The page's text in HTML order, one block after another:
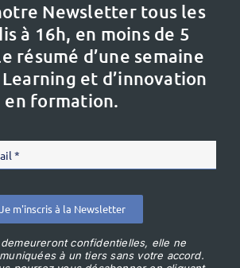
Newsletter tous les
à 16h, en moins de 5
résumé d’une semaine
et d’innovation
en formation.
Je m'inscris à la Newsletter
confidentielles, elle ne
à un tiers sans votre accord.